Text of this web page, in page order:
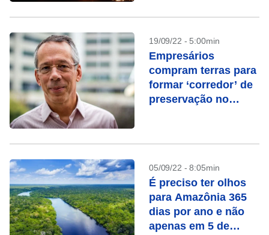
19/09/22 - 5:00min
Empresários
compram terras para
formar ‘corredor’ de
preservação no
05/09/22 - 8:05min
É preciso ter olhos
para Amazônia 365
dias por ano e não
apenas em 5 de